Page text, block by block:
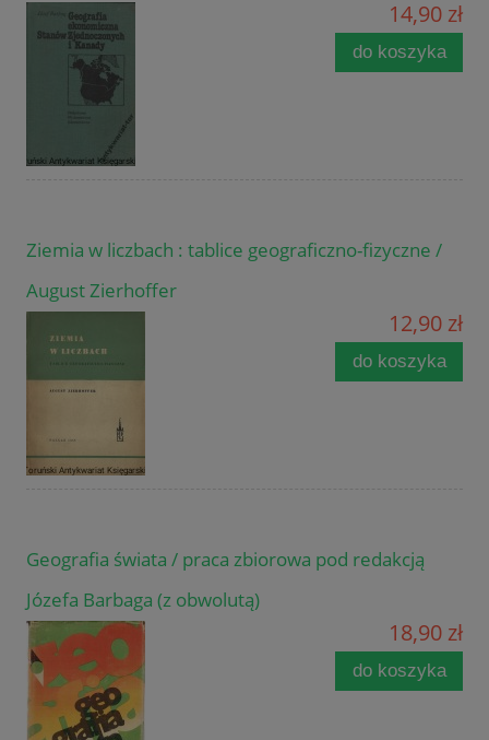
14,90 zł
do koszyka
Ziemia w liczbach : tablice geograficzno-fizyczne /
August Zierhoffer
12,90 zł
do koszyka
Geografia świata / praca zbiorowa pod redakcją
Józefa Barbaga (z obwolutą)
18,90 zł
do koszyka